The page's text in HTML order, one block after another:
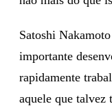
Satoshi
importante
rapidamente
aquele que